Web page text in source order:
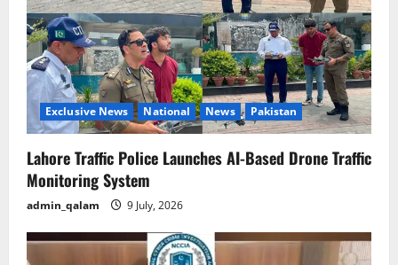
Exclusive News National News Pakistan
Lahore Traffic Police Launches AI-Based Drone Traffic
Monitoring System
admin_qalam 9 July, 2026